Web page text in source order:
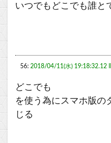
いつでもどこでも誰
56: 2018/04/11(水) 19:18:32.12
どこでも
を使う為にスマホ版の
じる